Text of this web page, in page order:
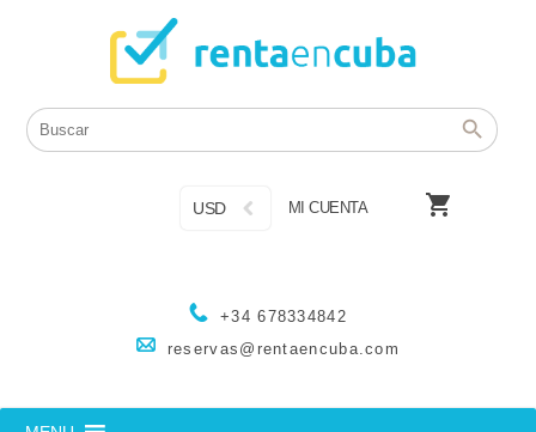
+34 678334842
reservas@rentaencuba.com
USD MI CUENTA 